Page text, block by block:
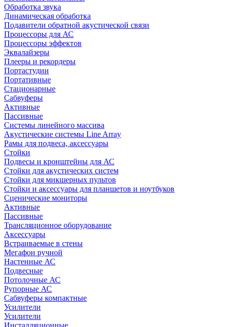
Обработка звука
Динамическая обработка
Подавители обратной акустической связи
Процессоры для АС
Процессоры эффектов
Эквалайзеры
Плееры и рекордеры
Портастудии
Портативные
Стационарные
Сабвуферы
Активные
Пассивные
Системы линейного массива
Акустические системы Line Array
Рамы для подвеса, аксессуары
Стойки
Подвесы и кронштейны для АС
Стойки для акустических систем
Стойки для микшерных пультов
Стойки и аксессуары для планшетов и ноутбуков
Сценические мониторы
Активные
Пассивные
Трансляционное оборудование
Аксессуары
Встраиваемые в стены
Мегафон ручной
Настенные АС
Подвесные
Потолочные АС
Рупорные АС
Сабвуферы компактные
Усилители
Усилители
Инсталляционные